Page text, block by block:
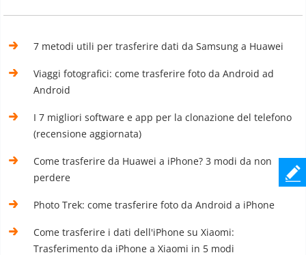
7 metodi utili per trasferire dati da Samsung a Huawei
Viaggi fotografici: come trasferire foto da Android ad
Android
I 7 migliori software e app per la clonazione del telefono
(recensione aggiornata)
Come trasferire da Huawei a iPhone? 3 modi da non
perdere
Photo Trek: come trasferire foto da Android a iPhone
Come trasferire i dati dell'iPhone su Xiaomi:
Trasferimento da iPhone a Xiaomi in 5 modi